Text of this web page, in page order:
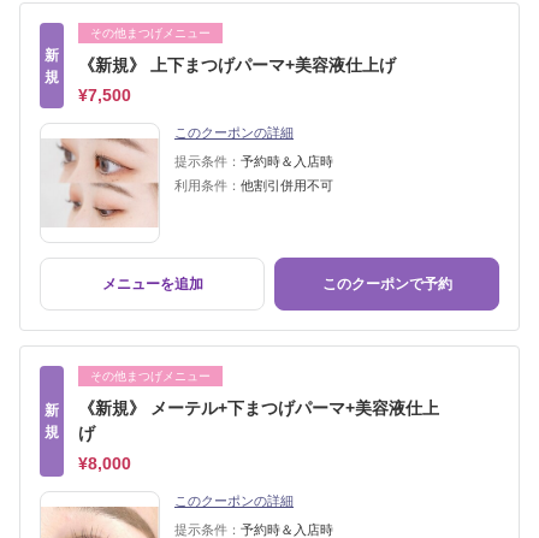
新
規
その他まつげメニュー
《新規》 上下まつげパーマ+美容液仕上げ
¥7,500
このクーポンの詳細
提示条件： 予約時＆入店時
利用条件： 他割引併用不可
メニューを追加 このクーポンで予約
新
規
その他まつげメニュー
《新規》 メーテル+下まつげパーマ+美容液仕上
げ
¥8,000
このクーポンの詳細
提示条件： 予約時＆入店時